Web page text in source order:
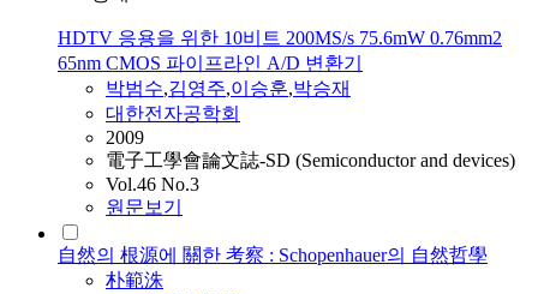
HDTV 응용을 위한 10비트 200MS/s 75.6mW 0.76mm2
65nm CMOS 파이프라인 A/D 변환기
박범수,김영주,이승훈,박승재
대한전자공학회
2009
電子工學會論文誌-SD (Semiconductor and devices)
Vol.46 No.3
원문보기
自然의 根源에 關한 考察 : Schopenhauer의 自然哲學
朴範洙